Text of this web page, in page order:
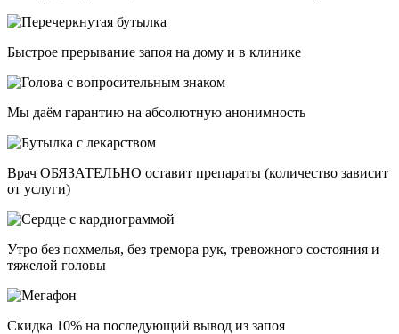
Быстрое прерывание запоя на дому и в клинике
Мы даём гарантию на абсолютную анонимность
Врач ОБЯЗАТЕЛЬНО оставит препараты (количество зависит
от услуги)
Утро без похмелья, без тремора рук, тревожного состояния и
тяжелой головы
Скидка 10% на последующий вывод из запоя